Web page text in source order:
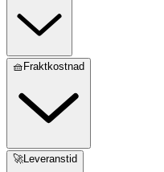
🧺Fraktkostnad
🚀Leveranstid